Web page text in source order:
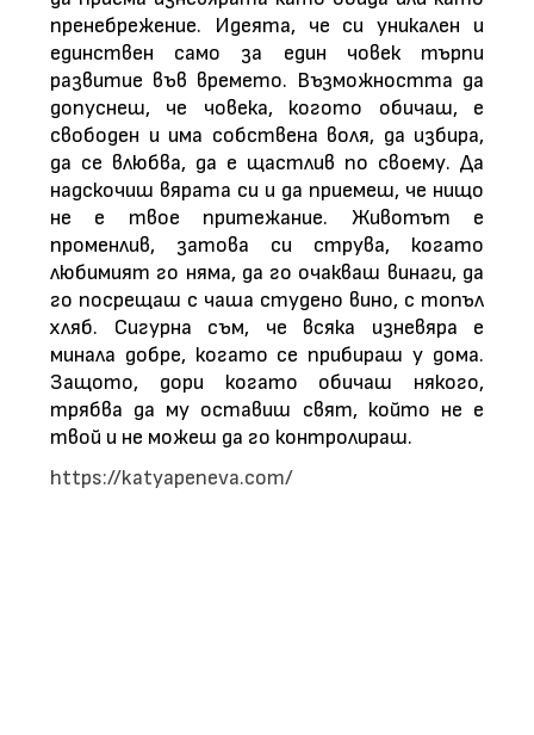
пренебрежение. Идеята, че си уникален и
единствен само за един човек търпи
развитие във времето. Възможността да
допуснеш, че човека, когото обичаш, е
свободен и има собствена воля, да избира,
да се влюбва, да е щастлив по своему. Да
надскочиш вярата си и да приемеш, че нищо
не е твое притежание. Животът е
променлив, затова си струва, когато
любимият го няма, да го очакваш винаги, да
го посрещаш с чаша студено вино, с топъл
хляб. Сигурна съм, че всяка изневяра е
минала добре, когато се прибираш у дома.
Защото, дори когато обичаш някого,
трябва да му оставиш свят, който не е
твой и не можеш да го контролираш.
https://katyapeneva.com/